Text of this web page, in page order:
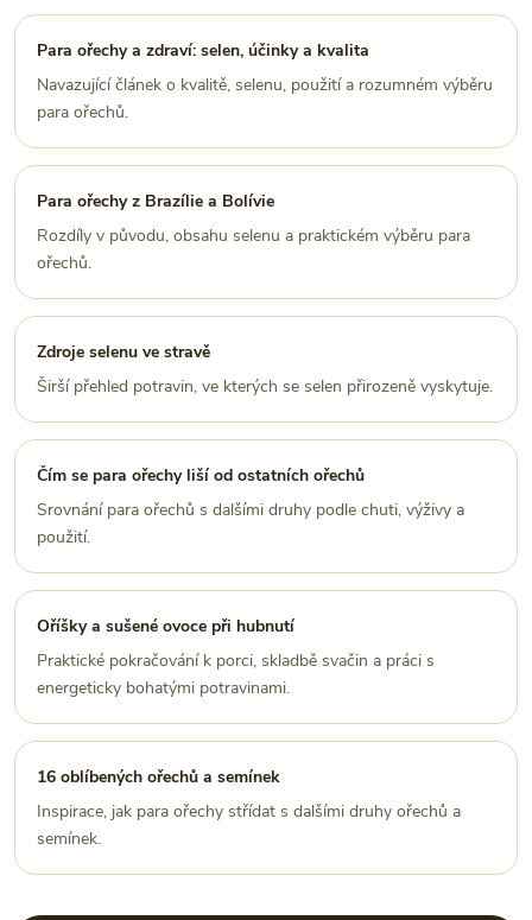
Para ořechy a zdraví: selen, účinky a kvalita
Navazující článek o kvalitě, selenu, použití a rozumném výběru
para ořechů.
Para ořechy z Brazílie a Bolívie
Rozdíly v původu, obsahu selenu a praktickém výběru para
ořechů.
Zdroje selenu ve stravě
Širší přehled potravin, ve kterých se selen přirozeně vyskytuje.
Čím se para ořechy liší od ostatních ořechů
Srovnání para ořechů s dalšími druhy podle chuti, výživy a
použití.
Oříšky a sušené ovoce při hubnutí
Praktické pokračování k porci, skladbě svačin a práci s
energeticky bohatými potravinami.
16 oblíbených ořechů a semínek
Inspirace, jak para ořechy střídat s dalšími druhy ořechů a
semínek.